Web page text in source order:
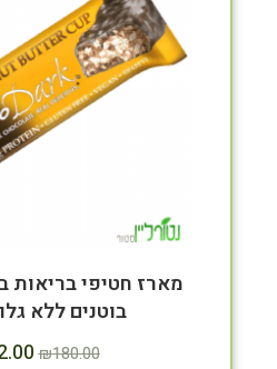
מארז חטיפי
בוטנים ללא
₪180.00